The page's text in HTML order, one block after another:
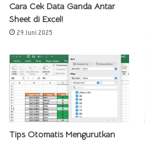
Cara Cek Data Ganda Antar
Sheet di Excel!
29 Juni 2025
Tips Otomatis Mengurutkan